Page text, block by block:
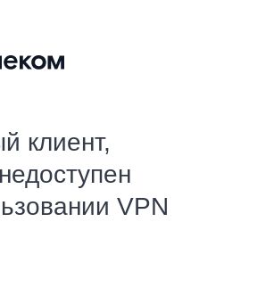
клиент,
VPN